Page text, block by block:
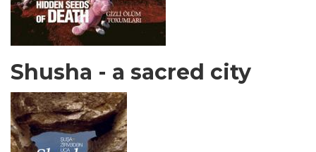
Shusha - a sacred city